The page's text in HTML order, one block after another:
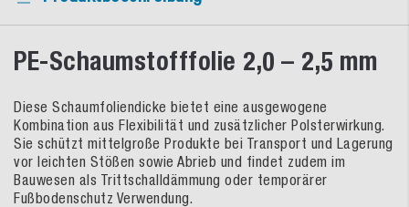
PE-Schaumstofffolie 2,0 – 2,5 mm
Diese Schaumfoliendicke bietet eine ausgewogene
Kombination aus Flexibilität und zusätzlicher Polsterwirkung.
Sie schützt mittelgroße Produkte bei Transport und Lagerung
vor leichten Stößen sowie Abrieb und findet zudem im
Bauwesen als Trittschalldämmung oder temporärer
Fußbodenschutz Verwendung.